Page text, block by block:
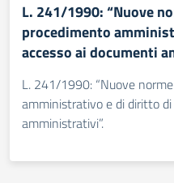
L. 241/1990: “Nuove
procedimento
accesso ai documenti
L. 241/1990: “Nuove
amministrativo e di diritto
amministrativi”.